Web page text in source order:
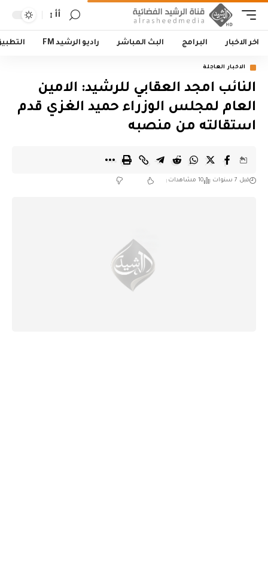
أأ
اخر الاخبار البرامج البث المباشر راديو الرشيد FM
الاخبار العاجلة
النائب امجد العقابي للرشيد: الامين
العام لمجلس الوزراء حميد الغزي قدم
استقالته من منصبه
قبل 7 سنوات 10 مشاهدات